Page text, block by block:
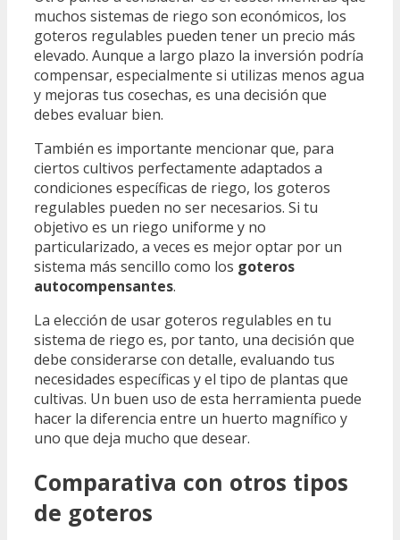
muchos sistemas de riego son económicos, los
goteros regulables pueden tener un precio más
elevado. Aunque a largo plazo la inversión podría
compensar, especialmente si utilizas menos agua
y mejoras tus cosechas, es una decisión que
debes evaluar bien.
También es importante mencionar que, para
ciertos cultivos perfectamente adaptados a
condiciones específicas de riego, los goteros
regulables pueden no ser necesarios. Si tu
objetivo es un riego uniforme y no
particularizado, a veces es mejor optar por un
sistema más sencillo como los goteros
autocompensantes.
La elección de usar goteros regulables en tu
sistema de riego es, por tanto, una decisión que
debe considerarse con detalle, evaluando tus
necesidades específicas y el tipo de plantas que
cultivas. Un buen uso de esta herramienta puede
hacer la diferencia entre un huerto magnífico y
uno que deja mucho que desear.
Comparativa con otros tipos
de goteros